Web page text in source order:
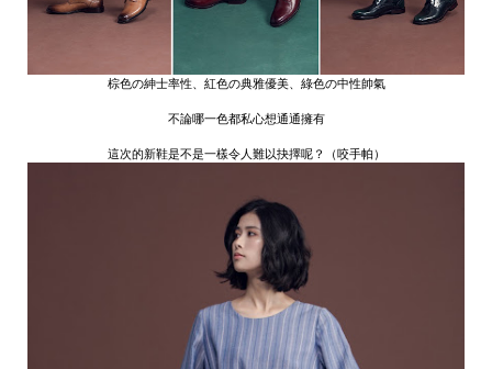
棕色の紳士率性、紅色の典雅優美、綠色の中性帥氣
不論哪一色都私心想通通擁有
這次的新鞋是不是一樣令人難以抉擇呢？（咬手帕）